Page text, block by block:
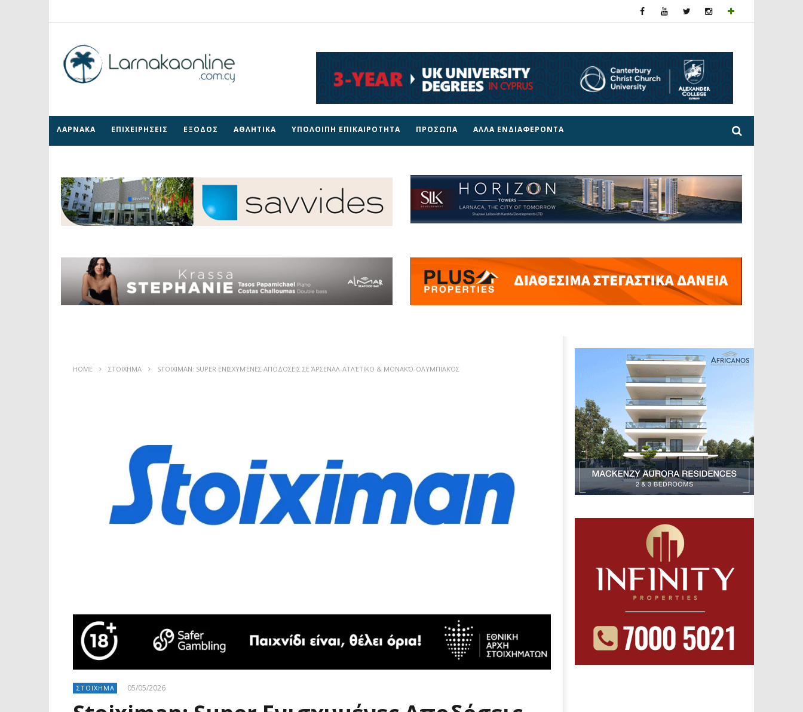
ΛΑΡΝΑΚΑ ΕΠΙΧΕΙΡΗΣΕΙΣ ΕΞΟΔΟΣ ΑΘΛΗΤΙΚΑ ΥΠΟΛΟΙΠΗ ΕΠΙΚΑΙΡΟΤΗΤΑ ΠΡΟΣΩΠΑ ΑΛΛΑ ΕΝΔΙΑΦΕΡΟΝΤΑ
HOME ΣΤΟΙΧΗΜΑ STOIXIMAN: SUPER ΕΝΙΣΧΥΜΈΝΕΣ ΑΠΟΔΌΣΕΙΣ ΣΕ ΆΡΣΕΝΑΛ-ΑΤΛΈΤΙΚΟ & ΜΟΝΑΚΌ-ΟΛΥΜΠΙΑΚΌΣ
ΣΤΟΙΧΗΜΑ 05/05/2026